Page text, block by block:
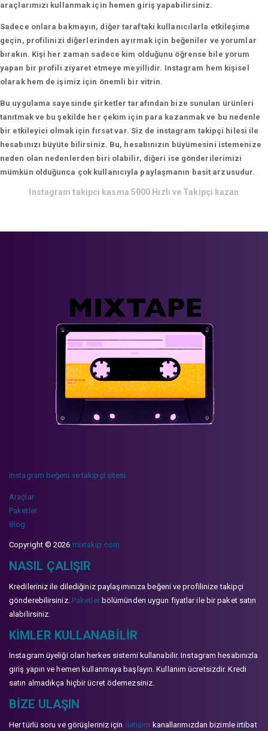
araçlarımızı kullanmak için hemen giriş yapabilirsiniz.
Sadece onlara bakmayın, diğer taraftaki kullanıcılarla etkileşime
geçin, profilinizi diğerlerinden ayırmak için beğeniler ve yorumlar
bırakın. Kişi her zaman sadece kim olduğunu öğrense bile yorum
yapan bir profili ziyaret etmeye meyillidir. Instagram hem kişisel
olarak hem de işimiz için önemli bir vitrin.
Bu uygulama sayesinde şirketler tarafından bize sunulan ürünleri
tanıtmak ve bu şekilde her çekim için para kazanmak ve bu nedenle
bir etkileyici olmak için fırsat var. Siz de instagram takipçi hilesi ile
hesabınızı büyüte bilirsiniz. Bu, hesabınızın büyümesini istemenize
neden olan nedenlerden biri olabilir, diğeri ise gönderilerimizi
mümkün olduğunca çok kullanıcıyla paylaşmanın basit arzusudur.
Instagram takipci kasma 5000 Hızlı ve Takipçi kazan
instagram beğeni ve takipçi sitesi
Araçlar
Paketler
Blog
Copyright © 2026 mixtakip.com
NASIL ÇALIŞIR
Kredileriniz ile dilediğiniz paylaşımınıza beğeni ve profilinize takipçi
gönderebilirsiniz. Paketlerbölümünden uygun fiyatlar ile bir paket satın
alabilirsiniz.
KIMLER KULLANABILIR
Instagram üyeliği olan herkes sistemi kullanabilir. Instagram hesabınızla
giriş yapın ve hemen kullanmaya başlayın. Kullanım ücretsizdir. Kredi
satın almadıkça hiçbir ücret ödemezsiniz.
BIZE ULAŞIN
Her türlü soru ve görüşleriniz için İletişim kanallarımızdan bizimle irtibat